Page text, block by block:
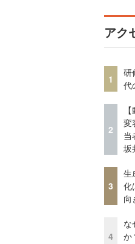
アク
1
研
代
2
変
当
坂
3
生
化
向
4
な
か